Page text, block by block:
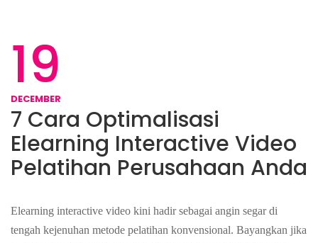
19
DECEMBER
7 Cara Optimalisasi
Elearning Interactive Video
Pelatihan Perusahaan Anda
Elearning interactive video kini hadir sebagai angin segar di
tengah kejenuhan metode pelatihan konvensional. Bayangkan jika